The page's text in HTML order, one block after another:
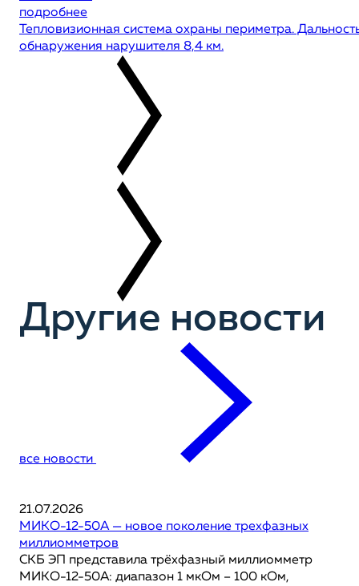
подробнее
Тепловизионная система охраны периметра.
обнаружения нарушителя 8,4 км.
Другие новости
все новости
21.07.2026
МИКО-12-50А — новое поколение трехфазных
миллиомметров
СКБ ЭП представила трёхфазный миллиомметр
МИКО-12-50А: диапазон 1 мкОм – 100 кОм,